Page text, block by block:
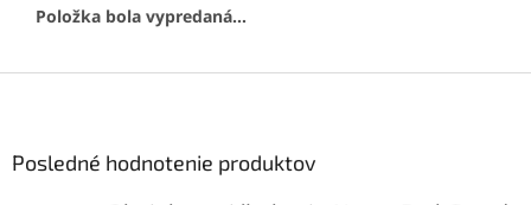
Položka bola vypredaná…
Posledné hodnotenie produktov